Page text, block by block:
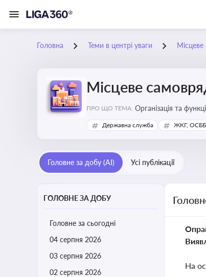
Головна Теми в центрі уваги
Місцеве
ПРО ЩО ТЕМА: Організація та
сіл, селищ)
Державна служба ЖКГ, ОСББ
Головне за добу (AI) Усі публікації
ГОЛОВНЕ ЗА ДОБУ
Головне за сьогодні
04 серпня 2026
03 серпня 2026
02 серпня 2026
На